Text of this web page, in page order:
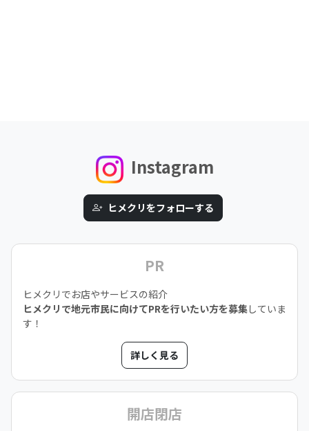
Instagram
ヒメクリをフォローする
PR
ヒメクリでお店やサービスの紹介
ヒメクリで地元市民に向けてPRを行いたい方を募集していま
す！
詳しく見る
開店閉店